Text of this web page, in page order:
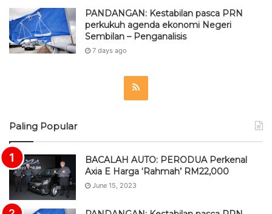
PANDANGAN: Kestabilan pasca PRN
perkukuh agenda ekonomi Negeri
Sembilan – Penganalisis
7 days ago
Paling Popular
BACALAH AUTO: PERODUA Perkenal
Axia E Harga ‘Rahmah’ RM22,000
June 15, 2023